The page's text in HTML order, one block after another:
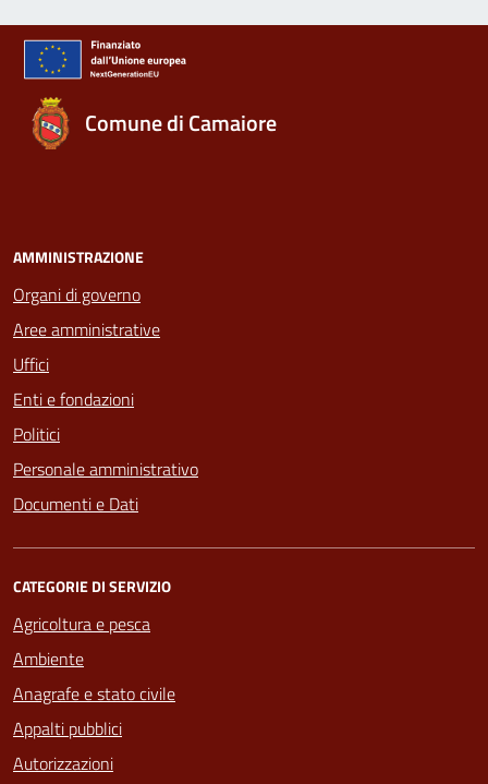
Comune di Camaiore
AMMINISTRAZIONE
Organi di governo
Aree amministrative
Uffici
Enti e fondazioni
Politici
Personale amministrativo
Documenti e Dati
CATEGORIE DI SERVIZIO
Agricoltura e pesca
Ambiente
Anagrafe e stato civile
Appalti pubblici
Autorizzazioni